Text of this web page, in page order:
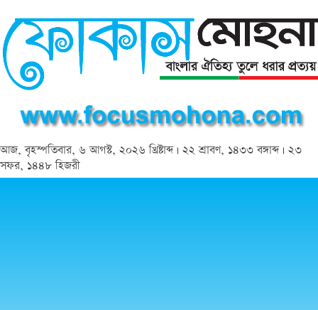
আজ, বৃহস্পতিবার, ৬ আগস্ট, ২০২৬ খ্রিষ্টাব্দ | ২২ শ্রাবণ, ১৪৩৩ বঙ্গাব্দ | ২৩
সফর, ১৪৪৮ হিজরী